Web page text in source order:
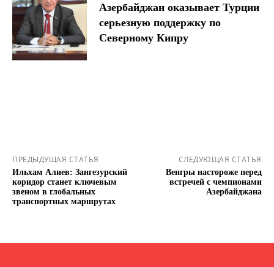
Азербайджан оказывает Турции
серьезную поддержку по
Северному Кипру
ПРЕДЫДУЩАЯ СТАТЬЯ
Ильхам Алиев: Зангезурский
коридор станет ключевым
звеном в глобальных
транспортных маршрутах
СЛЕДУЮЩАЯ СТАТЬЯ
Венгры настороже перед
встречей с чемпионами
Азербайджана